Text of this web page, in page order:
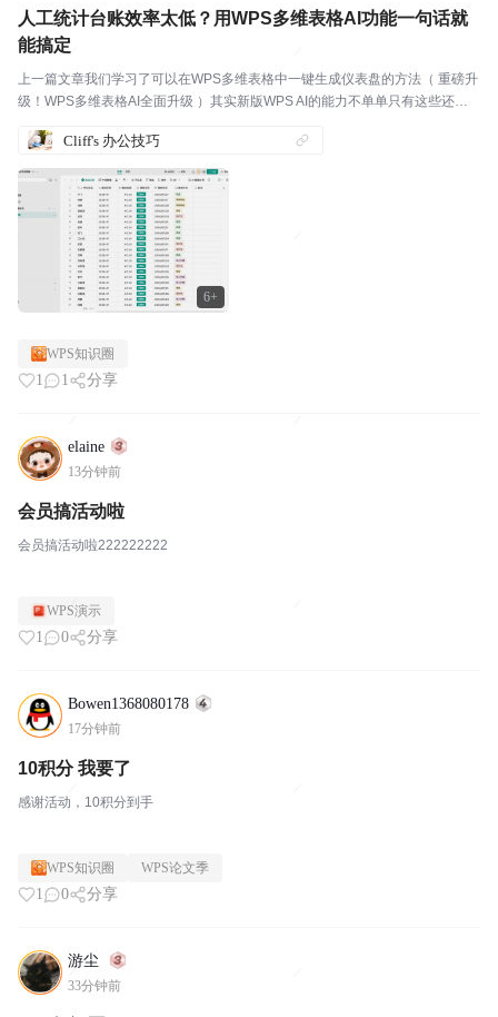
6+
人工统计台账效率太低？用WPS多维表格AI功能一句话就
能搞定
上一篇文章我们学习了可以在WPS多维表格中一键生成仪表盘的方法（ 重磅升
级！WPS多维表格AI全面升级 ）其实新版WPS AI的能力不单单只有这些还有
整理以党费收缴统计场景为例可以在WPS...
Cliff's 办公技巧
WPS知识圈
1 1 分享
elaine
13分钟前
会员搞活动啦
会员搞活动啦222222222
WPS演示
1 0 分享
Bowen1368080178
17分钟前
10积分 我要了
感谢活动，10积分到手
WPS知识圈 WPS论文季
1 0 分享
游尘
33分钟前